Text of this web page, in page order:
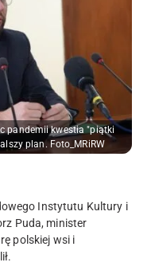
pandemii kwestia "piątki
plan. Foto_MRiRW
Instytutu Kultury i
Puda, minister
polskiej wsi i